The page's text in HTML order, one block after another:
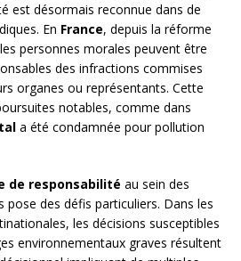
est désormais reconnue dans de
En France, depuis la réforme
personnes morales peuvent être
des infractions commises
organes ou représentants. Cette
notables, comme dans
a été condamnée pour pollution
de responsabilité au sein des
des défis particuliers. Dans les
les décisions susceptibles
environnementaux graves résultent